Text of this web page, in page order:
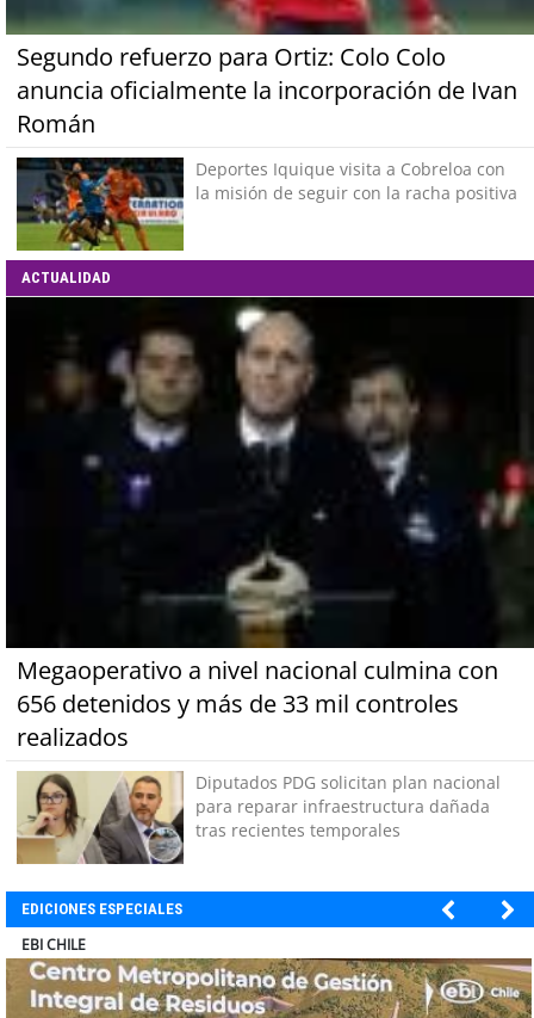
Segundo refuerzo para Ortiz: Colo Colo
anuncia oficialmente la incorporación de Ivan
Román
Deportes Iquique visita a Cobreloa con
la misión de seguir con la racha positiva
ACTUALIDAD
Megaoperativo a nivel nacional culmina con
656 detenidos y más de 33 mil controles
realizados
Diputados PDG solicitan plan nacional
para reparar infraestructura dañada
tras recientes temporales
EDICIONES ESPECIALES
SOPRAVAL